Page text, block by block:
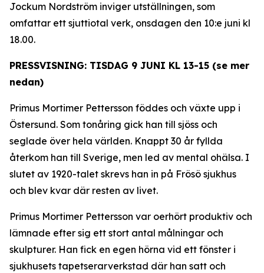
Jockum Nordström inviger utställningen, som
omfattar ett sjuttiotal verk, onsdagen den 10:e juni kl
18.00.
PRESSVISNING: TISDAG 9 JUNI KL 13-15 (se mer
nedan)
Primus Mortimer Pettersson föddes och växte upp i
Östersund. Som tonåring gick han till sjöss och
seglade över hela världen. Knappt 30 år fyllda
återkom han till Sverige, men led av mental ohälsa. I
slutet av 1920-talet skrevs han in på Frösö sjukhus
och blev kvar där resten av livet.
Primus Mortimer Pettersson var oerhört produktiv och
lämnade efter sig ett stort antal målningar och
skulpturer. Han fick en egen hörna vid ett fönster i
sjukhusets tapetserarverkstad där han satt och